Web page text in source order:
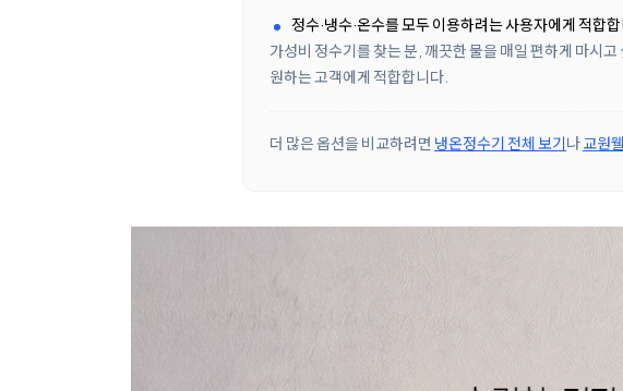
정수·냉수·온수를 모두 이용하려는 사용자에게 적합합
가성비 정수기를 찾는 분, 깨끗한 물을 매일 편하게 마시
원하는 고객에게 적합합니다.
더 많은 옵션을 비교하려면 냉온정수기 전체 보기나교원